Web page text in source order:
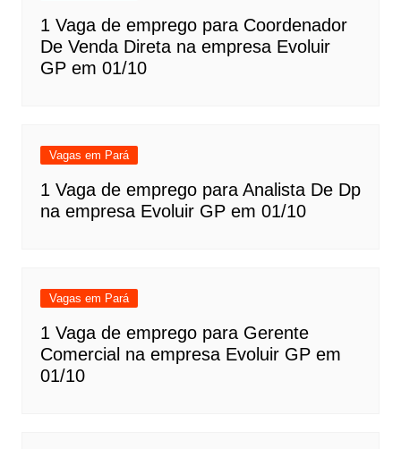
1 Vaga de emprego para Coordenador
De Venda Direta na empresa Evoluir
GP em 01/10
Vagas em Pará
1 Vaga de emprego para Analista De Dp
na empresa Evoluir GP em 01/10
Vagas em Pará
1 Vaga de emprego para Gerente
Comercial na empresa Evoluir GP em
01/10